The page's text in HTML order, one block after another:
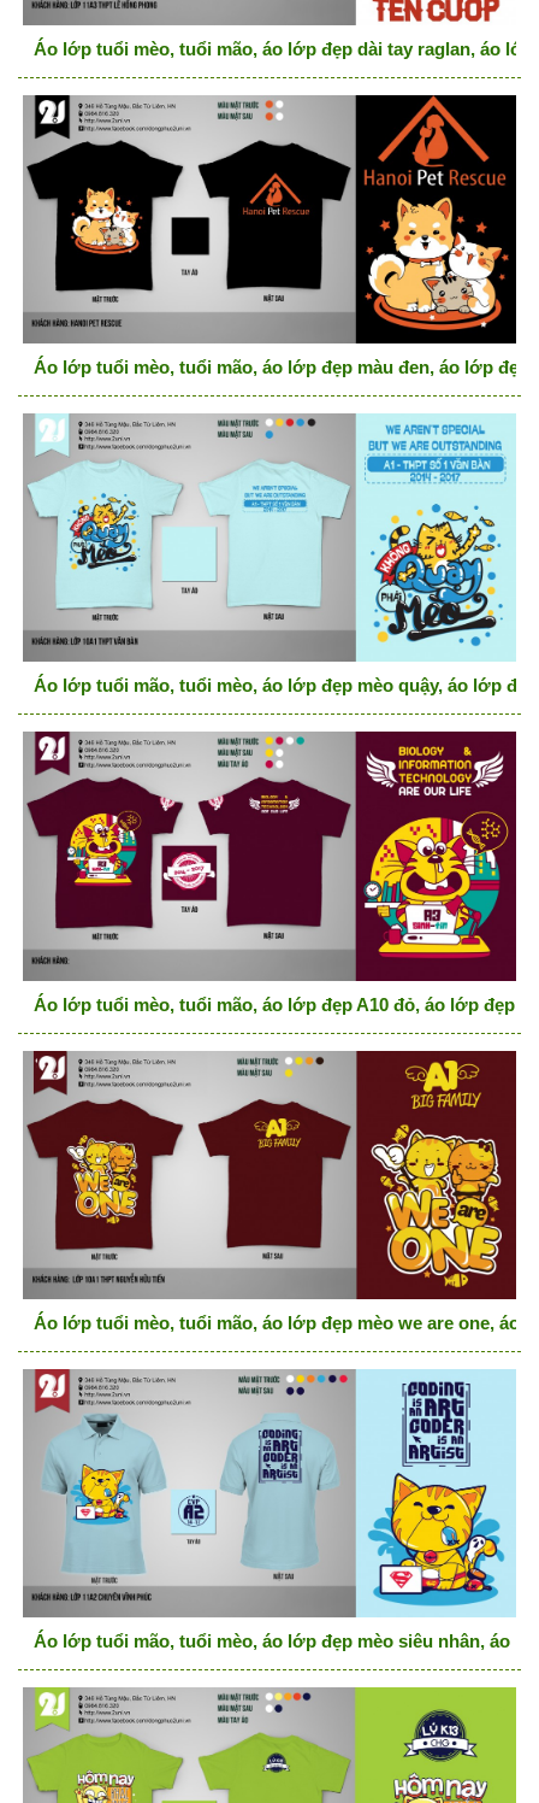
Áo lớp tuổi mèo, tuổi mão, áo lớp đẹp dài tay raglan, áo lớp
Áo lớp tuổi mèo, tuổi mão, áo lớp đẹp màu đen, áo lớp đẹp
Áo lớp tuổi mão, tuổi mèo, áo lớp đẹp mèo quậy, áo lớp
Áo lớp tuổi mèo, tuổi mão, áo lớp đẹp A10 đỏ, áo lớp đẹp
Áo lớp tuổi mèo, tuổi mão, áo lớp đẹp mèo we are one, áo
Áo lớp tuổi mão, tuổi mèo, áo lớp đẹp mèo siêu nhân, áo